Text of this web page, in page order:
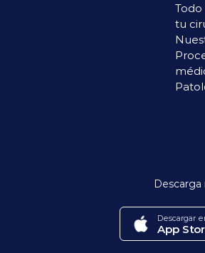
tu
Descarga
Descargar
App